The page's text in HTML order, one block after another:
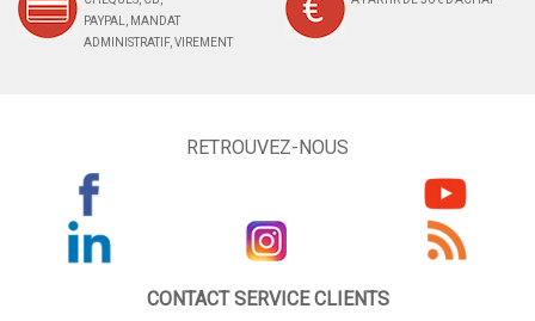
PAYPAL, MANDAT
ADMINISTRATIF, VIREMENT
RETROUVEZ-NOUS
CONTACT SERVICE CLIENTS